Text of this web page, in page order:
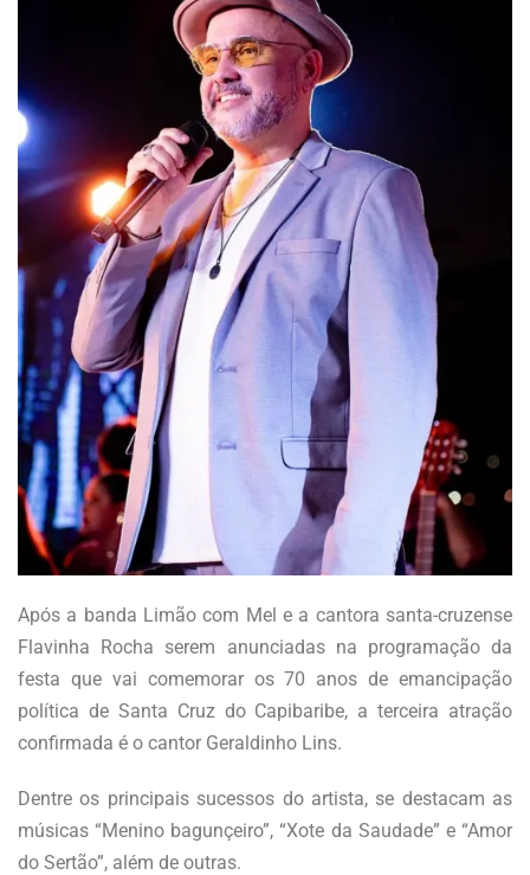
Após a banda Limão com Mel e a cantora santa-cruzense
Flavinha Rocha serem anunciadas na programação da
festa que vai comemorar os 70 anos de emancipação
política de Santa Cruz do Capibaribe, a terceira atração
confirmada é o cantor Geraldinho Lins.
Dentre os principais sucessos do artista, se destacam as
músicas “Menino bagunçeiro”, “Xote da Saudade” e “Amor
do Sertão”, além de outras.